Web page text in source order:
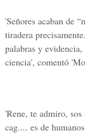
'Señores acaban de
tiradera
palabras y
ciencia', comentó
'Rene, te admiro,
cag.... es de